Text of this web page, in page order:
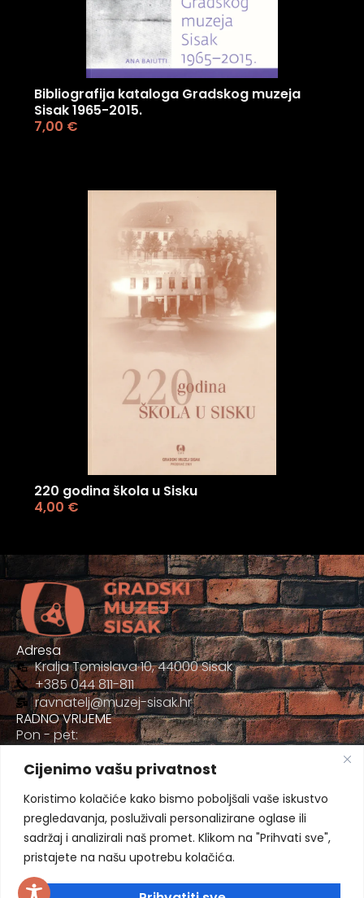
Cijenimo vašu privatnost
Koristimo kolačiće kako bismo poboljšali vaše iskustvo
pregledavanja, posluživali personalizirane oglase ili
sadržaj i analizirali naš promet. Klikom na "Prihvati sve",
pristajete na našu upotrebu kolačića.
Bibliografija kataloga Gradskog muzeja
Sisak 1965-2015.
7,00 €
220 godina škola u Sisku
4,00 €
Adresa
Kralja Tomislava 10, 44000 Sisak
+385 044 811-811
ravnatelj@muzej-sisak.hr
RADNO VRIJEME
Pon - pet:
Sub